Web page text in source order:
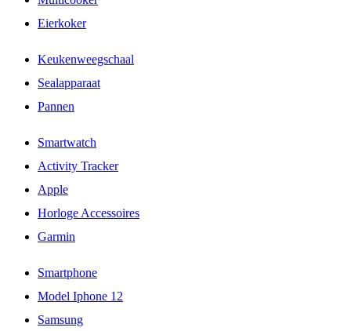
Eierkoker
Keukenweegschaal
Sealapparaat
Pannen
Smartwatch
Activity Tracker
Apple
Horloge Accessoires
Garmin
Smartphone
Model Iphone 12
Samsung